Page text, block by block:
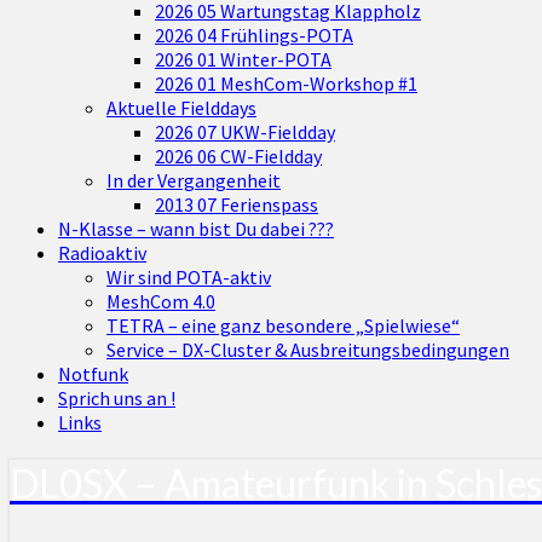
2026 05 Wartungstag Klappholz
2026 04 Frühlings-POTA
2026 01 Winter-POTA
2026 01 MeshCom-Workshop #1
Aktuelle Fielddays
2026 07 UKW-Fieldday
2026 06 CW-Fieldday
In der Vergangenheit
2013 07 Ferienspass
N-Klasse – wann bist Du dabei ???
Radioaktiv
Wir sind POTA-aktiv
MeshCom 4.0
TETRA – eine ganz besondere „Spielwiese“
Service – DX-Cluster & Ausbreitungsbedingungen
Notfunk
Sprich uns an !
Links